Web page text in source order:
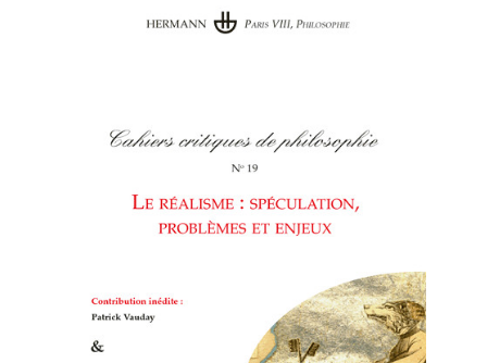
Cahiers
critiques de philosophie